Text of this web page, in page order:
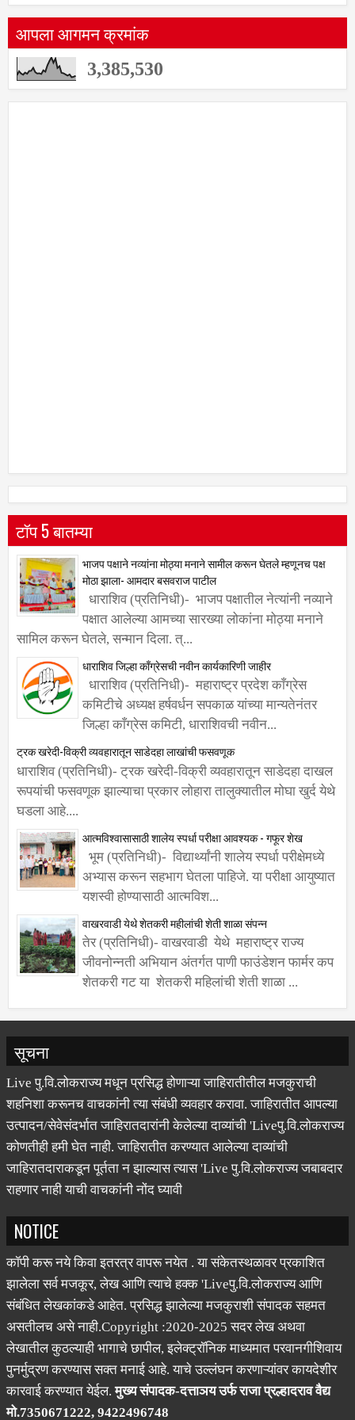
आपला आगमन क्रमांक
3,385,530
टॉप 5 बातम्या
भाजप पक्षाने नव्यांना मोठ्या मनाने सामील करून घेतले म्हणूनच पक्ष
मोठा झाला- आमदार बसवराज पाटील
धाराशिव (प्रतिनिधी)- भाजप पक्षातील नेत्यांनी नव्याने
पक्षात आलेल्या आमच्या सारख्या लोकांना मोठ्या मनाने
सामिल करून घेतले, सन्मान दिला. त्...
धाराशिव जिल्हा काँग्रेसची नवीन कार्यकारिणी जाहीर
धाराशिव (प्रतिनिधी)- महाराष्ट्र प्रदेश काँग्रेस
कमिटीचे अध्यक्ष हर्षवर्धन सपकाळ यांच्या मान्यतेनंतर
ट्रक खरेदी-विक्री व्यवहारातून साडेदहा लाखांची फसवणूक
धाराशिव (प्रतिनिधी)- ट्रक खरेदी-विक्री व्यवहारातून साडेदहा दाखल
रूपयांची फसवणूक झाल्याचा प्रकार लोहारा तालुक्यातील मोघा खुर्द येथे
घडला आहे....
आत्मविश्वासासाठी शालेय स्पर्धा परीक्षा आवश्यक - गफूर शेख
भूम (प्रतिनिधी)- विद्यार्थ्यांनी शालेय स्पर्धा परीक्षेमध्ये
अभ्यास करून सहभाग घेतला पाहिजे. या परीक्षा आयुष्यात
वाखरवाडी येथे शेतकरी महीलांची शेती शाळा संपन्न
तेर (प्रतिनिधी)- वाखरवाडी येथे महाराष्ट्र राज्य
जीवनोन्नती अभियान अंतर्गत पाणी फाउंडेशन फार्मर कप
सूचना
Live पु.वि.लोकराज्य मधून प्रसिद्ध होणाऱ्या जाहिरातीतील मजकुराची
शहनिशा करूनच वाचकांनी त्या संबंधी व्यवहार करावा. जाहिरातीत आपल्या
उत्पादन/सेवेसंदर्भात जाहिरातदारांनी केलेल्या दाव्यांची 'Liveपु.वि.लोकराज्य
कोणतीही हमी घेत नाही. जाहिरातीत करण्यात आलेल्या दाव्यांची
जाहिरातदाराकडून पूर्तता न झाल्यास त्यास 'Live पु.वि.लोकराज्य जबाबदार
NOTICE
कॉपी करू नये किवा इतरत्र वापरू नयेत . या संकेतस्थळावर प्रकाशित
झालेला सर्व मजकूर, लेख आणि त्याचे हक्क 'Liveपु.वि.लोकराज्य आणि
संबंधित लेखकांकडे आहेत. प्रसिद्ध झालेल्या मजकुराशी संपादक सहमत
असतीलच असे नाही.Copyright :2020-2025 सदर लेख अथवा
लेखातील कुठल्याही भागाचे छापील, इलेक्ट्रॉनिक माध्यमात परवानगीशिवाय
पुनर्मुद्रण करण्यास सक्त मनाई आहे. याचे उल्लंघन करणाऱ्यांवर कायदेशीर
कारवाई करण्यात येईल.मुख्य संपादक-दत्ताञय उर्फ राजा प्रल्हादराव वैद्य